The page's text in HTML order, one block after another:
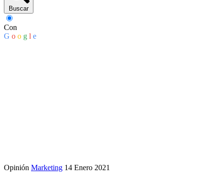
Buscar
Con
G o o g l e
Opinión Marketing 14 Enero 2021